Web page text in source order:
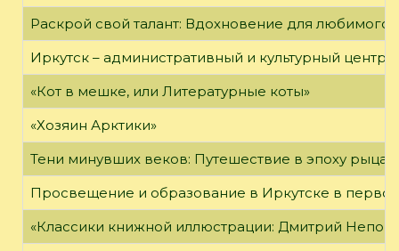
Раскрой свой талант: Вдохновение для любимого
Иркутск – административный и культурный центр
«Кот в мешке, или Литературные коты»
«Хозяин Арктики»
Тени минувших веков: Путешествие в эпоху
Просвещение и образование в Иркутске в
«Классики книжной иллюстрации: Дмитрий